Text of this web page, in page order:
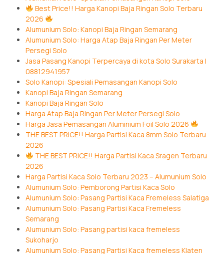
Best Price!! Harga Kanopi Baja Ringan Solo Terbaru
2026
Alumunium Solo: Kanopi Baja Ringan Semarang
Alumunium Solo: Harga Atap Baja Ringan Per Meter
Persegi Solo
Jasa Pasang Kanopi Terpercaya di kota Solo Surakarta |
08812941957
Solo Kanopi: Spesiali Pemasangan Kanopi Solo
Kanopi Baja Ringan Semarang
Kanopi Baja Ringan Solo
Harga Atap Baja Ringan Per Meter Persegi Solo
Harga Jasa Pemasangan Aluminium Foil Solo 2026
THE BEST PRICE!! Harga Partisi Kaca 8mm Solo Terbaru
2026
THE BEST PRICE!! Harga Partisi Kaca Sragen Terbaru
2026
Harga Partisi Kaca Solo Terbaru 2023 – Alumunium Solo
Alumunium Solo: Pemborong Partisi Kaca Solo
Alumunium Solo: Pasang Partisi Kaca Fremeless Salatiga
Alumunium Solo: Pasang Partisi Kaca Fremeless
Semarang
Alumunium Solo: Pasang partisi kaca fremeless
Sukoharjo
Alumunium Solo: Pasang Partisi Kaca fremeless Klaten